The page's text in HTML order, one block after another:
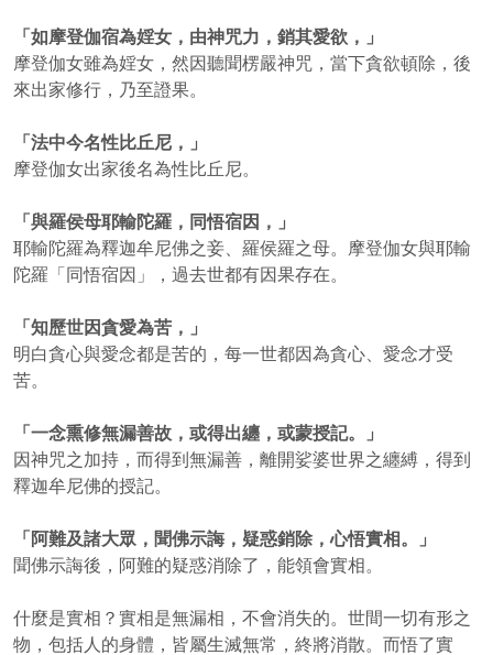
「如摩登伽宿為婬女，由神咒力，銷其愛欲，」
摩登伽女雖為婬女，然因聽聞楞嚴神咒，當下貪欲頓除，後
來出家修行，乃至證果。
「法中今名性比丘尼，」
摩登伽女出家後名為性比丘尼。
「與羅侯母耶輸陀羅，同悟宿因，」
耶輸陀羅為釋迦牟尼佛之妾、羅侯羅之母。摩登伽女與耶輸
陀羅「同悟宿因」，過去世都有因果存在。
「知歷世因貪愛為苦，」
明白貪心與愛念都是苦的，每一世都因為貪心、愛念才受
苦。
「一念熏修無漏善故，或得出纏，或蒙授記。」
因神咒之加持，而得到無漏善，離開娑婆世界之纏縛，得到
釋迦牟尼佛的授記。
「阿難及諸大眾，聞佛示誨，疑惑銷除，心悟實相。」
聞佛示誨後，阿難的疑惑消除了，能領會實相。
什麼是實相？實相是無漏相，不會消失的。世間一切有形之
物，包括人的身體，皆屬生滅無常，終將消散。而悟了實